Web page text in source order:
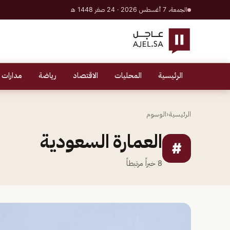
الجمعة، 7 أغسطس 2026 · 24 صفر 1448 هـ
الرئيسية المحليات الاقتصاد رياضة
الرئيسية‹الوسوم
# العمارة السعودية
8 خبراً مرتبطاً